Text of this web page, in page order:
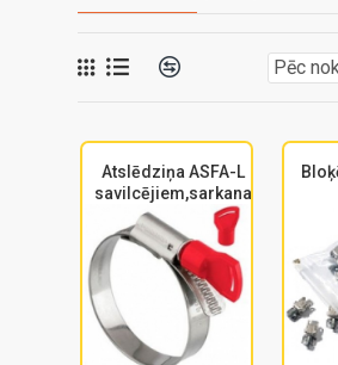
Atslēdziņa ASFA-L
savilcējiem,sarkana